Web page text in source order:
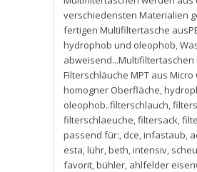
verschiedensten Materialien
fertigen Multifiltertasche
hydrophob und oleophob,
abweisend...Multifiltertaschen
Filterschläuche MPT aus Micro
homogner Oberfläche,
oleophob..filterschlauch,
filterschlaeuche,filtersack,
passend für:, dce,infastaub,
esta,lühr,beth,intensiv,
favorit,bühler, ahlfelder